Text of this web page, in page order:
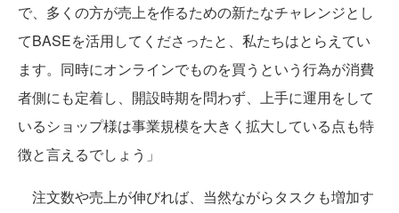
で、多くの方が売上を作るための新たなチャレンジとし
てBASEを活用してくださったと、私たちはとらえてい
ます。同時にオンラインでものを買うという行為が消費
者側にも定着し、開設時期を問わず、上手に運用をして
いるショップ様は事業規模を大きく拡大している点も特
徴と言えるでしょう」
注文数や売上が伸びれば、当然ながらタスクも増加す